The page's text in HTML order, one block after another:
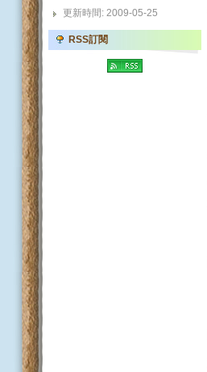
更新時間: 2009-05-25
RSS訂閱